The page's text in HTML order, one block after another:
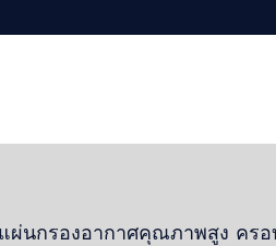
นกรองอากาศคุณภาพสูง ครอ